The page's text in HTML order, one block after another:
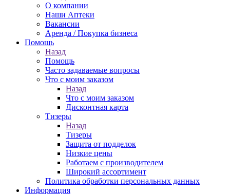
О компании
Наши Аптеки
Вакансии
Аренда / Покупка бизнеса
Помощь
Назад
Помощь
Часто задаваемые вопросы
Что с моим заказом
Назад
Что с моим заказом
Дисконтная карта
Тизеры
Назад
Тизеры
Защита от подделок
Низкие цены
Работаем с производителем
Широкий ассортимент
Политика обработки персональных данных
Информация